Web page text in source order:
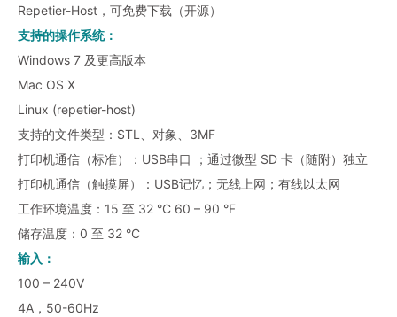
Repetier-Host，可免费下载（开源）
支持的操作系统：
Windows 7 及更高版本
Mac OS X
Linux (repetier-host)
支持的文件类型：STL、对象、3MF
打印机通信（标准）：USB串口 ；通过微型 SD 卡（随附）独立
打印机通信（触摸屏）：USB记忆；无线上网；有线以太网
工作环境温度：15 至 32 °C 60 – 90 °F
储存温度：0 至 32 °C
输入：
100 – 240V
4A，50-60Hz